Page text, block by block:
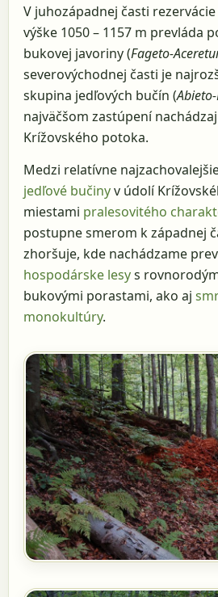
V juhozápadnej časti
výške 1050 – 1157 m prevláda
bukovej javoriny (Fageto-
severovýchodnej časti je
skupina jedľových bučín (
najväčšom zastúpení
Krížovského potoka.
Medzi relatívne
jedľové bučinyv údolí
miestami pralesovitého
postupne smerom k západnej
zhoršuje, kde nachádzame
hospodárske lesys
bukovými porastami, ako aj
monokultúry.